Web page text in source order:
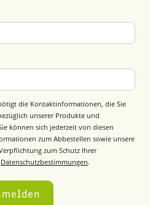
die Kontaktinformationen, die Sie
unserer Produkte und
können sich jederzeit von diesen
zum Abbestellen sowie unsere
zum Schutz Ihrer
Datenschutzbestimmungen.